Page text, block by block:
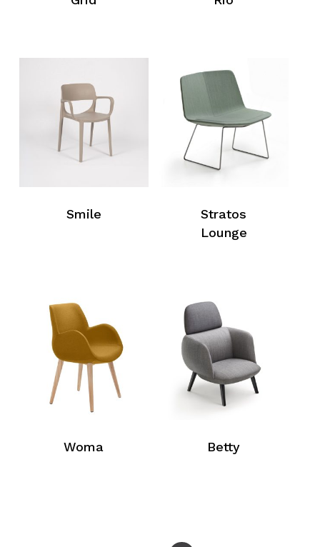
Smile
Stratos
Lounge
Woma Betty